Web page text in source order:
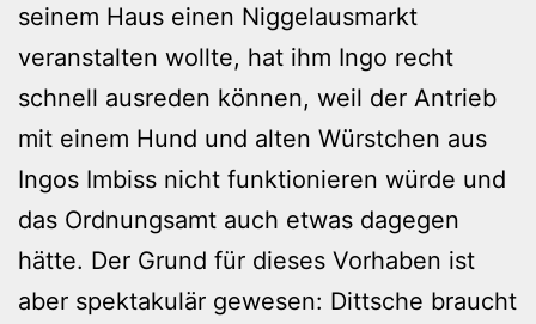
seinem Haus einen Niggelausmarkt
veranstalten wollte, hat ihm Ingo recht
schnell ausreden können, weil der Antrieb
mit einem Hund und alten Würstchen aus
Ingos Imbiss nicht funktionieren würde und
das Ordnungsamt auch etwas dagegen
hätte. Der Grund für dieses Vorhaben ist
aber spektakulär gewesen: Dittsche braucht